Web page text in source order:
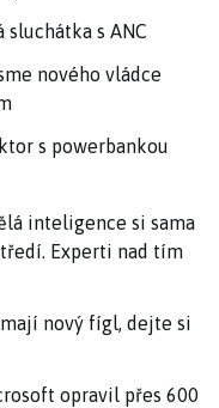
sluchátka s ANC
nového vládce
s powerbankou
inteligence si sama
Experti nad tím
nový fígl, dejte si
opravil přes 600